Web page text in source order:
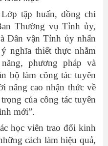
tập huấn, đồng chí
Thường vụ Tỉnh ủy,
Dân vận Tỉnh ủy nhấn
nghĩa thiết thực nhằm
phương pháp và
bộ làm công tác tuyên
nâng cao nhận thức về
của công tác tuyên
mới”.
học viên trao đổi kinh
cách làm hiệu quả,